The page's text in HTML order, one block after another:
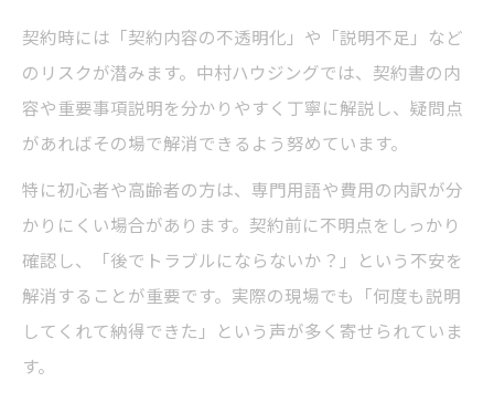
契約時には「契約内容の不透明化」や「説明不足」など
のリスクが潜みます。中村ハウジングでは、契約書の内
容や重要事項説明を分かりやすく丁寧に解説し、疑問点
があればその場で解消できるよう努めています。
特に初心者や高齢者の方は、専門用語や費用の内訳が分
かりにくい場合があります。契約前に不明点をしっかり
確認し、「後でトラブルにならないか？」という不安を
解消することが重要です。実際の現場でも「何度も説明
してくれて納得できた」という声が多く寄せられていま
す。